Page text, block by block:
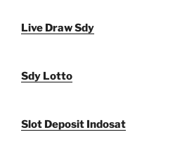
Live Draw Sdy
Sdy Lotto
Slot Deposit Indosat